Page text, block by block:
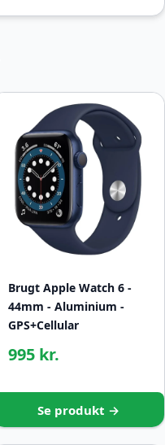
Brugt Apple Watch 6 -
44mm - Aluminium -
GPS+Cellular
995 kr.
Se produkt →